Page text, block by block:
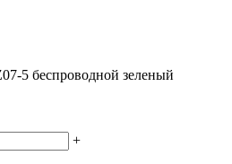
5 беспроводной зеленый
+